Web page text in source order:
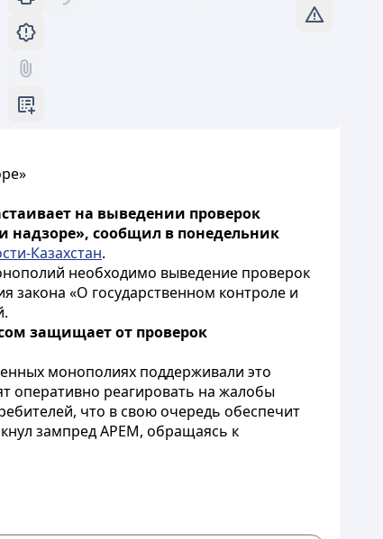
на выведении проверок
надзоре», сообщил в понедельник
Казахстан.
необходимо выведение проверок
закона «О государственном контроле и
защищает от проверок
монополиях поддерживали это
оперативно реагировать на жалобы
что в свою очередь обеспечит
зампред АРЕМ, обращаясь к